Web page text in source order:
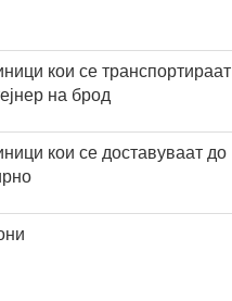
кои се транспортираат
на брод
кои се доставуваат до